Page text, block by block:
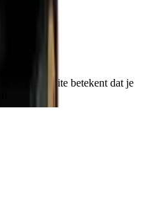
van deze site betekent dat je